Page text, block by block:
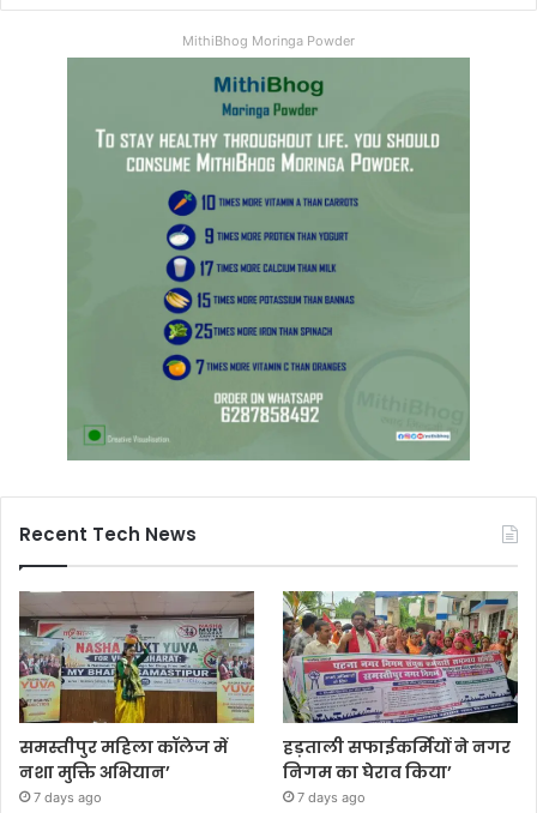
MithiBhog Moringa Powder
Recent Tech News
समस्तीपुर महिला कॉलेज में
नशा मुक्ति अभियान’
7 days ago
हड़ताली सफाईकर्मियों ने नगर
निगम का घेराव किया’
7 days ago